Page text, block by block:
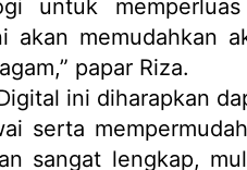
untuk
akan memudahkan
papar Riza.
ini diharapkan
serta
sangat lengkap,